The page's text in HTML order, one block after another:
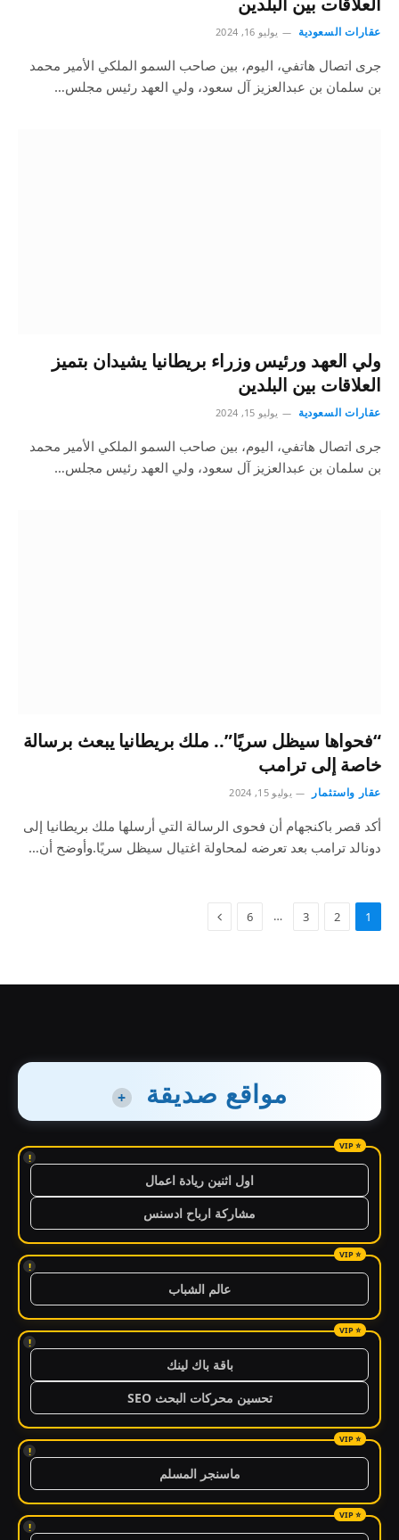
عقارات السعودية يوليو 16, 2024
جرى اتصال هاتفي، اليوم، بين صاحب السمو الملكي الأمير محمد
بن سلمان بن عبدالعزيز آل سعود، ولي العهد رئيس مجلس…
ولي العهد ورئيس وزراء بريطانيا يشيدان بتميز
العلاقات بين البلدين
عقارات السعودية يوليو 15, 2024
جرى اتصال هاتفي، اليوم، بين صاحب السمو الملكي الأمير محمد
بن سلمان بن عبدالعزيز آل سعود، ولي العهد رئيس مجلس…
“فحواها سيظل سريًا”.. ملك بريطانيا يبعث برسالة
خاصة إلى ترامب
عقار واستثمار يوليو 15, 2024
أكد قصر باكنجهام أن فحوى الرسالة التي أرسلها ملك بريطانيا إلى
دونالد ترامب بعد تعرضه لمحاولة اغتيال سيظل سريًا.وأوضح أن…
1
2
3
…
6
مواقع صديقة +
!
اول اثنين ريادة اعمال
مشاركة ارباح ادسنس
!
عالم الشباب
!
باقة باك لينك
تحسين محركات البحث SEO
!
ماسنجر المسلم
!